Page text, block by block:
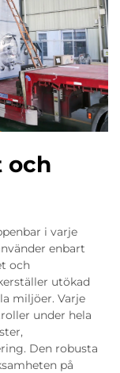
och
i varje
enbart
och
utökad
miljöer. Varje
under hela
Den robusta
på